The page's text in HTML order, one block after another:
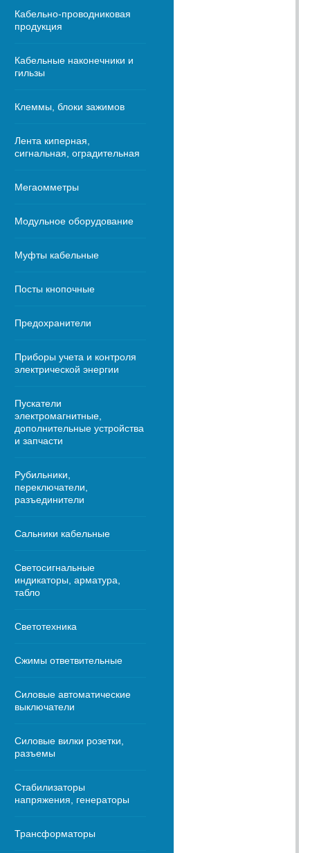
Кабельно-проводниковая
продукция
Кабельные наконечники и
гильзы
Клеммы, блоки зажимов
Лента киперная,
сигнальная, оградительная
Мегаомметры
Модульное оборудование
Муфты кабельные
Посты кнопочные
Предохранители
Приборы учета и контроля
электрической энергии
Пускатели
электромагнитные,
дополнительные устройства
и запчасти
Рубильники,
переключатели,
разъединители
Сальники кабельные
Светосигнальные
индикаторы, арматура,
табло
Светотехника
Сжимы ответвительные
Силовые автоматические
выключатели
Силовые вилки розетки,
разъемы
Стабилизаторы
напряжения, генераторы
Трансформаторы